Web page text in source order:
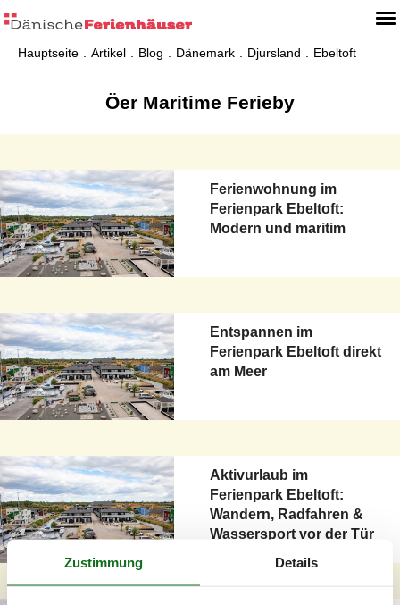
Hauptseite Artikel Blog Dänemark Djursland Ebeltoft
Öer Maritime Ferieby
Ferienwohnung im
Ferienpark Ebeltoft:
Modern und maritim
Entspannen im
Ferienpark Ebeltoft direkt
am Meer
Aktivurlaub im
Ferienpark Ebeltoft:
Wandern, Radfahren &
Wassersport vor der Tür
Zustimmung Details